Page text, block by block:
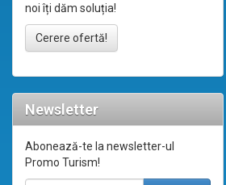
noi îți dăm soluția!
Cerere ofertă!
Newsletter
Abonează-te la newsletter-ul
Promo Turism!